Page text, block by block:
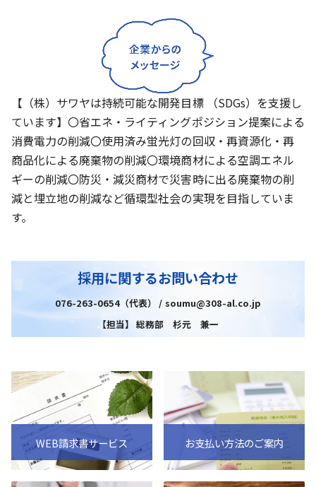
【（株）サワヤは持続可能な開発目標 （SDGs）を支援し
ています】〇省エネ・ライティングポジション提案による
消費電力の削減〇使用済み蛍光灯の回収・再資源化・再
商品化による廃棄物の削減〇環境商材による空調エネル
ギーの削減〇防災・減災商材で災害時に出る廃棄物の削
減と埋立地の削減など循環型社会の実現を目指していま
す。
採用に関するお問い合わせ
076-263-0654（代表） / soumu@308-al.co.jp
【担当】 総務部 杉元 兼一
WEB請求書サービス お支払い方法のご案内